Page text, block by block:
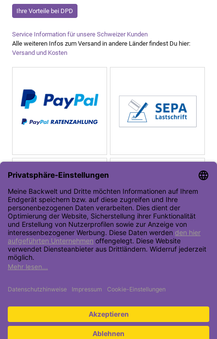
Toolbar öffnen
Ihre Vorteile bei DPD
Service Information für unsere Schweizer Kunden
Alle weiteren Infos zum Versand in andere Länder findest Du hier:
Versand und Kosten